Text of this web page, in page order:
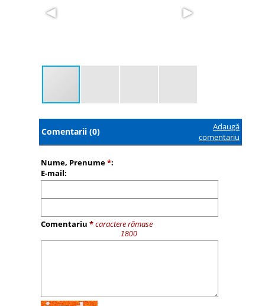
Comentarii (0)
Adaugă
comentariu
Nume, Prenume*:
E-mail:
Comentariu *caractere rămase